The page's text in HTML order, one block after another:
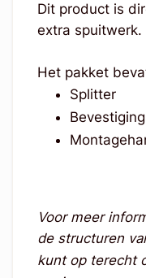
Dit product is
extra spuitwerk.
Het pakket
Splitter
Voor meer
de structuren
kunt op terecht